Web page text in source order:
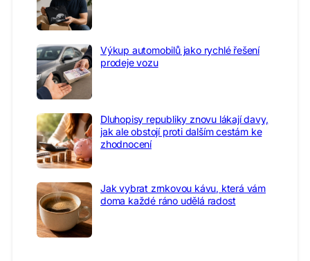
Výkup automobilů jako rychlé řešení
prodeje vozu
Dluhopisy republiky znovu lákají davy,
jak ale obstojí proti dalším cestám ke
zhodnocení
Jak vybrat zrnkovou kávu, která vám
doma každé ráno udělá radost